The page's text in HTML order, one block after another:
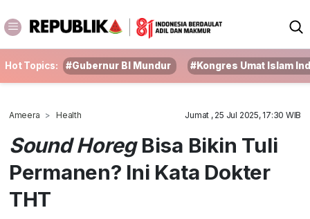
Hot Topics: #Gubernur BI Mundur #Kongres Umat Islam
Ameera Health Jumat , 25 Jul 2025, 17:30 WIB
Sound HoregBisa Bikin Tuli
Permanen? Ini Kata Dokter
THT